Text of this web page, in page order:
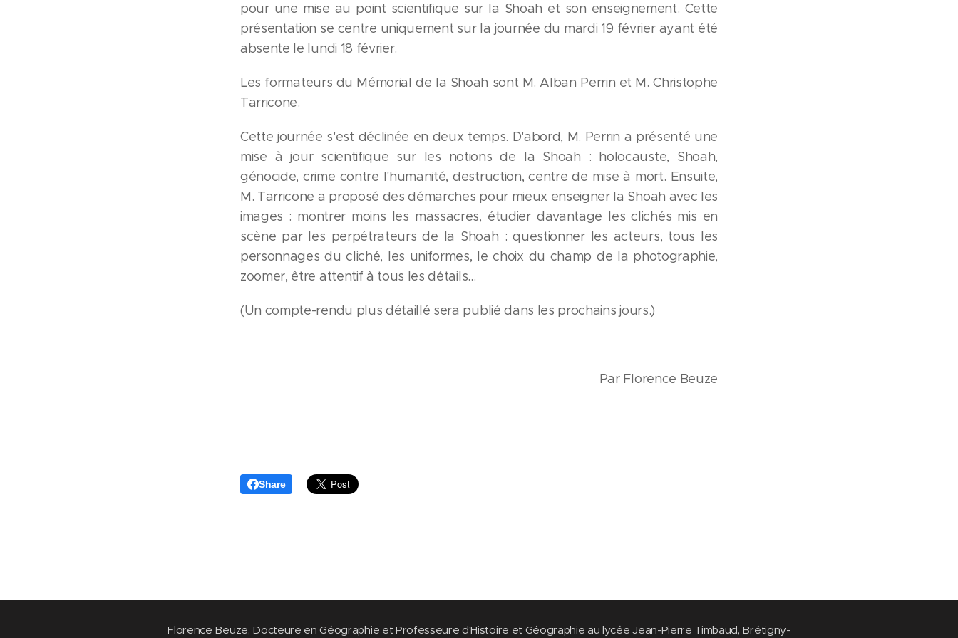
pour une mise au point scientifique sur la Shoah et son enseignement. Cette
présentation se centre uniquement sur la journée du mardi 19 février ayant été
absente le lundi 18 février.
Les formateurs du Mémorial de la Shoah sont M. Alban Perrin et M. Christophe
Tarricone.
Cette journée s'est déclinée en deux temps. D'abord, M. Perrin a présenté une
mise à jour scientifique sur les notions de la Shoah : holocauste, Shoah,
génocide, crime contre l'humanité, destruction, centre de mise à mort. Ensuite,
M. Tarricone a proposé des démarches pour mieux enseigner la Shoah avec les
images : montrer moins les massacres, étudier davantage les clichés mis en
scène par les perpétrateurs de la Shoah : questionner les acteurs, tous les
personnages du cliché, les uniformes, le choix du champ de la photographie,
zoomer, être attentif à tous les détails...
(Un compte-rendu plus détaillé sera publié dans les prochains jours.)
Par Florence Beuze
Share
Florence Beuze, Docteure en Géographie et Professeure d'Histoire et Géographie au lycée Jean-Pierre Timbaud, Brétigny-